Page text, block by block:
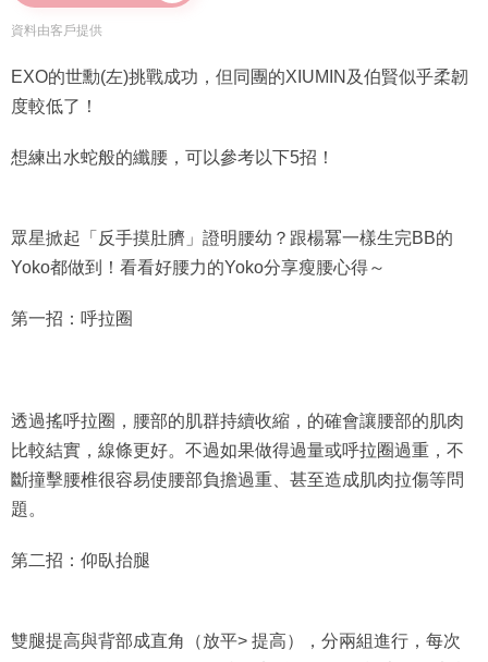
資料由客戶提供
EXO的世勳(左)挑戰成功，但同團的XIUMIN及伯賢似乎柔韌
度較低了！
想練出水蛇般的纖腰，可以參考以下5招！
眾星掀起「反手摸肚臍」證明腰幼？跟楊冪一樣生完BB的
Yoko都做到！看看好腰力的Yoko分享瘦腰心得～
第一招：呼拉圈
透過搖呼拉圈，腰部的肌群持續收縮，的確會讓腰部的肌肉
比較結實，線條更好。不過如果做得過量或呼拉圈過重，不
斷撞擊腰椎很容易使腰部負擔過重、甚至造成肌肉拉傷等問
題。
第二招：仰臥抬腿
雙腿提高與背部成直角（放平> 提高），分兩組進行，每次